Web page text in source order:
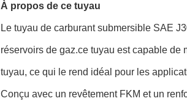
À propos de ce tuyau
Le tuyau de carburant submersible SAE
réservoirs de gaz.ce tuyau est capable
tuyau, ce qui le rend idéal pour les
Conçu avec un revêtement FKM et un